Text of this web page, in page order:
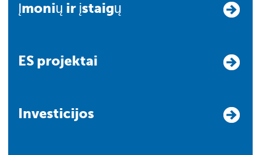
Įmonių ir įstaigų
ES projektai
Investicijos